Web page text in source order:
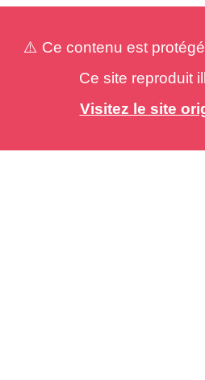
⚠️ Ce contenu est
Ce site reproduit
Visitez le site